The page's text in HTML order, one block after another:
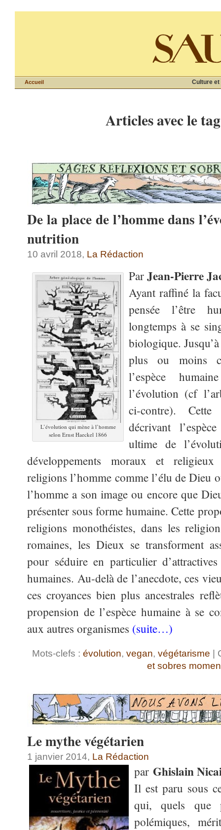
Culture et
Accueil
Articles avec le tag
De la place de l’homme dans
nutrition
10 avril 2018, La Rédaction
L’évolution qui mène à l’homme
selon Ernst Haeckel 1866
ParJean-Pierre
Ayant raffiné la
pensée l’être
longtemps à se
biologique.
plus ou moins
l’espèce
l’évolution (cf
ci-contre). Cette
décrivant
ultime de
développements moraux et
religions l’homme comme l’élu de Dieu
l’homme a son image ou encore que
présenter sous forme humaine. Cette
religions monothéistes, dans les
romaines, les Dieux se transforment
pour séduire en particulier
humaines. Au-delà de l’anecdote, ces
ces croyances bien plus ancestrales
propension de l’espèce humaine à se
aux autres organismes (suite…)
Mots-clefs : évolution, vegan, végétarisme |
et sobres
Le mythe végétarien
1 janvier 2014, La Rédaction
par Ghislain
Il est paru sous
qui, quels que
polémiques,